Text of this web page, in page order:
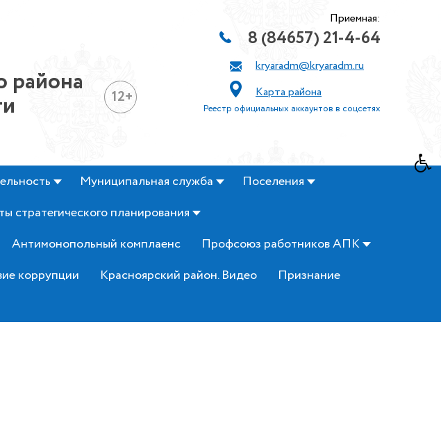
района 12+
Приемная:
8 (84657) 21-4-64
kryaradm@kryaradm.ru
Карта района
Реестр официальных аккаунтов в соцсетях
Муниципальная служба
Поселения
стратегического планирования
Антимонопольный комплаенс
Профсоюз работников АПК
коррупции Красноярский район. Видео
Признание